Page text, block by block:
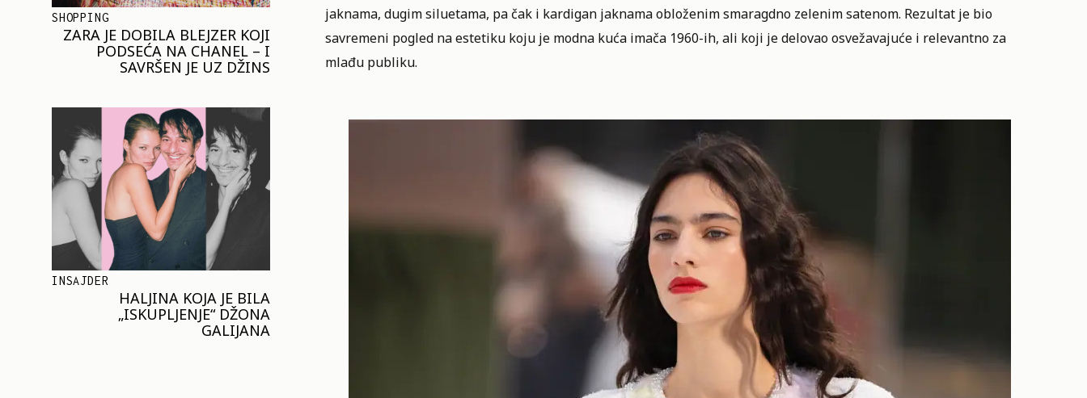
SHOPPING
ZARA JE DOBILA BLEJZER KOJI
PODSEĆA NA CHANEL – I
SAVRŠEN JE UZ DŽINS
INSAJDER
HALJINA KOJA JE BILA
„ISKUPLJENJE“ DŽONA
GALIJANA
jaknama, dugim siluetama, pa čak i kardigan jaknama obloženim smaragdno zelenim satenom. Rezultat je bio
savremeni pogled na estetiku koju je modna kuća imača 1960-ih, ali koji je delovao osvežavajuće i relevantno za
mlađu publiku.